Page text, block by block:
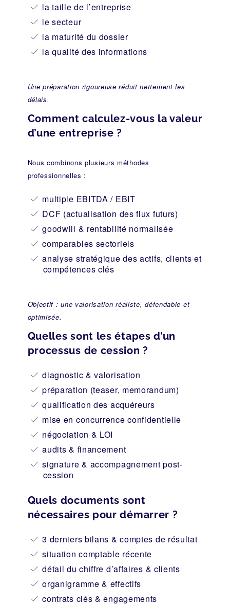
la taille de l’entreprise
le secteur
la maturité du dossier
la qualité des informations
Une préparation rigoureuse réduit nettement les
délais.
Comment calculez-vous la valeur
d’une entreprise ?
Nous combinons plusieurs méthodes
professionnelles :
multiple EBITDA / EBIT
DCF (actualisation des flux futurs)
goodwill & rentabilité normalisée
comparables sectoriels
analyse stratégique des actifs, clients et
compétences clés
Objectif : une valorisation réaliste, défendable et
optimisée.
Quelles sont les étapes d’un
processus de cession ?
diagnostic & valorisation
préparation (teaser, memorandum)
qualification des acquéreurs
mise en concurrence confidentielle
négociation & LOI
audits & financement
signature & accompagnement post-
cession
Quels documents sont
nécessaires pour démarrer ?
3 derniers bilans & comptes de résultat
situation comptable récente
détail du chiffre d’affaires & clients
organigramme & effectifs
contrats clés & engagements